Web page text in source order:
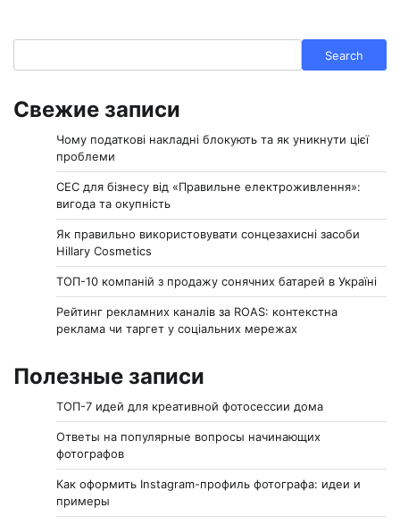
Search
Свежие записи
Чому податкові накладні блокують та як уникнути цієї
проблеми
СЕС для бізнесу від «Правильне електроживлення»:
вигода та окупність
Як правильно використовувати сонцезахисні засоби
Hillary Cosmetics
ТОП-10 компаній з продажу сонячних батарей в Україні
Рейтинг рекламних каналів за ROAS: контекстна
реклама чи таргет у соціальних мережах
Полезные записи
ТОП-7 идей для креативной фотосессии дома
Ответы на популярные вопросы начинающих
фотографов
Как оформить Instagram-профиль фотографа: идеи и
примеры